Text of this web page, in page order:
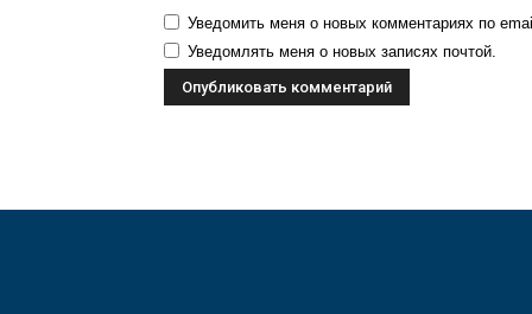
Уведомить меня о новых комментариях по
Уведомлять меня о новых записях почтой.